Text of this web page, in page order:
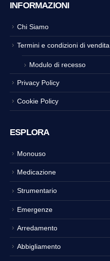
INFORMAZIONI
Chi Siamo
Termini e condizioni di vendita
Modulo di recesso
Privacy Policy
Cookie Policy
ESPLORA
Monouso
Medicazione
Strumentario
Emergenze
Arredamento
Abbigliamento